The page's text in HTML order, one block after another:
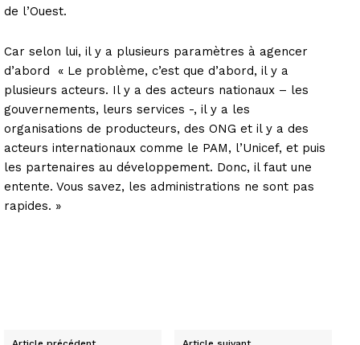
de l’Ouest.
Car selon lui, il y a plusieurs paramètres à agencer
d’abord « Le problème, c’est que d’abord, il y a
plusieurs acteurs. Il y a des acteurs nationaux – les
gouvernements, leurs services -, il y a les
organisations de producteurs, des ONG et il y a des
acteurs internationaux comme le PAM, l’Unicef, et puis
les partenaires au développement. Donc, il faut une
entente. Vous savez, les administrations ne sont pas
rapides. »